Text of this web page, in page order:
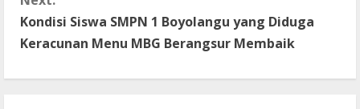
t
Kondisi Siswa SMPN 1 Boyolangu yang Diduga
Keracunan Menu MBG Berangsur Membaik